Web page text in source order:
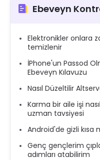
Ebeveyn
Elektronikler onlara
temizlenir
İPhone'un Passod
Ebeveyn Kılavuzu
Nasıl Düzeltilir
Karma bir aile işi
uzman tavsiyesi
Android'de gizli kısa
Genç gençlerim
adımları atabilirim